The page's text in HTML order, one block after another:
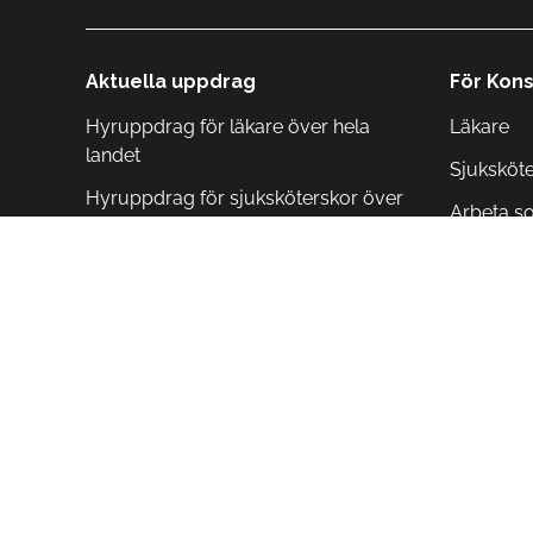
Aktuella uppdrag
Hyruppdrag för läkare över hela
landet
Hyruppdrag för sjuksköterskor över
För
Läkare
Arbeta